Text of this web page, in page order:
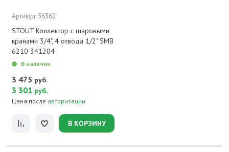
Артикул: 56362
STOUT Коллектор с шаровыми
кранами 3/4", 4 отвода 1/2" SMB
6210 341204
В наличии
3 475 руб.
3 301 руб.
Цена после авторизации
В КОРЗИНУ